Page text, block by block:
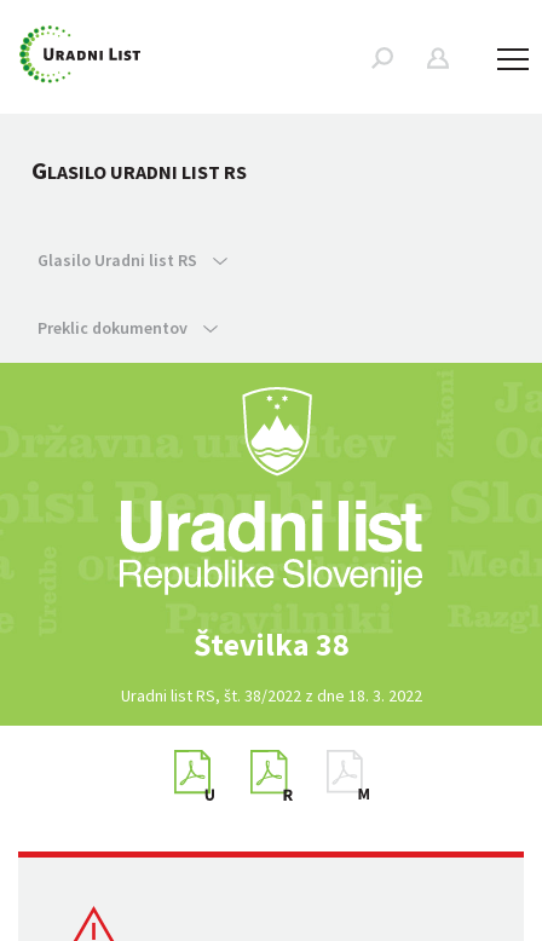
GLASILO URADNI LIST RS
Glasilo Uradni list RS
Preklic dokumentov
Številka 38
Uradni list RS, št. 38/2022 z dne 18. 3. 2022